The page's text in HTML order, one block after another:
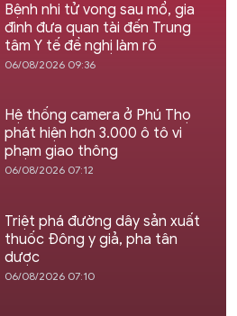
Bệnh nhi tử vong sau mổ, gia
đình đưa quan tài đến Trung
tâm Y tế đề nghị làm rõ
06/08/2026 09:36
Hệ thống camera ở Phú Thọ
phát hiện hơn 3.000 ô tô vi
phạm giao thông
06/08/2026 07:12
Triệt phá đường dây sản xuất
thuốc Đông y giả, pha tân
dược
06/08/2026 07:10